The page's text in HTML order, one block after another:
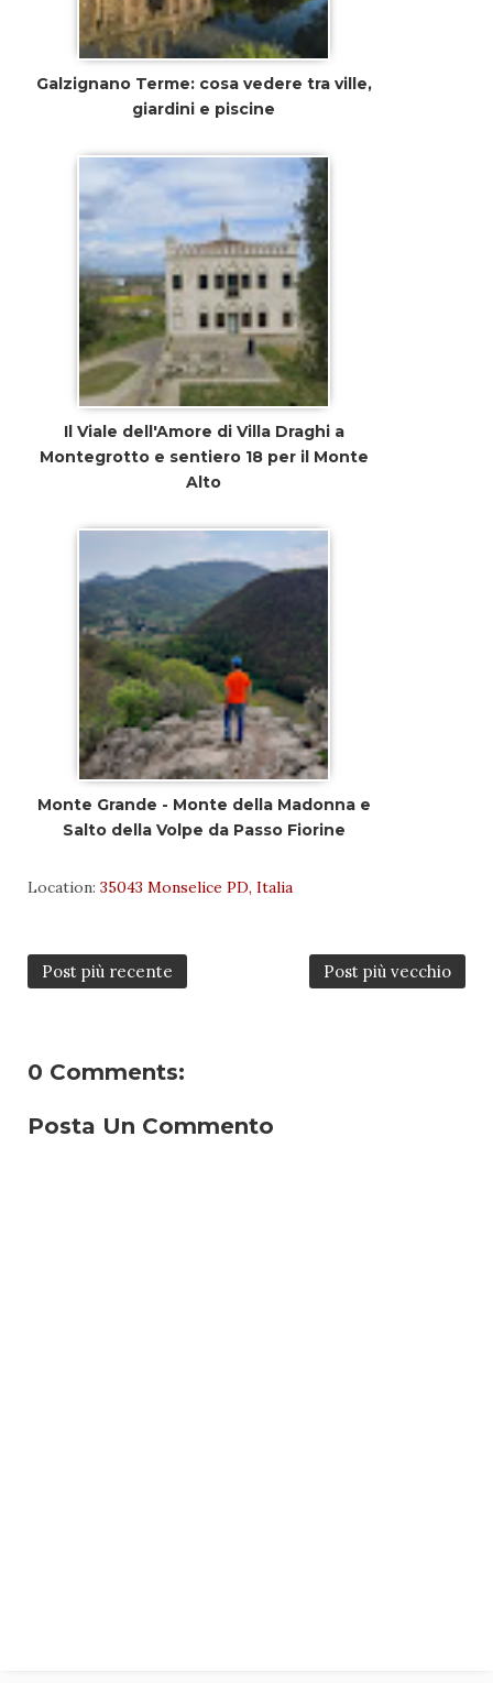
Galzignano Terme: cosa vedere tra ville,
giardini e piscine
Il Viale dell'Amore di Villa Draghi a
Montegrotto e sentiero 18 per il Monte
Alto
Monte Grande - Monte della Madonna e
Salto della Volpe da Passo Fiorine
Location: 35043 Monselice PD, Italia
Post più recente Post più vecchio
0 Comments:
Posta Un Commento